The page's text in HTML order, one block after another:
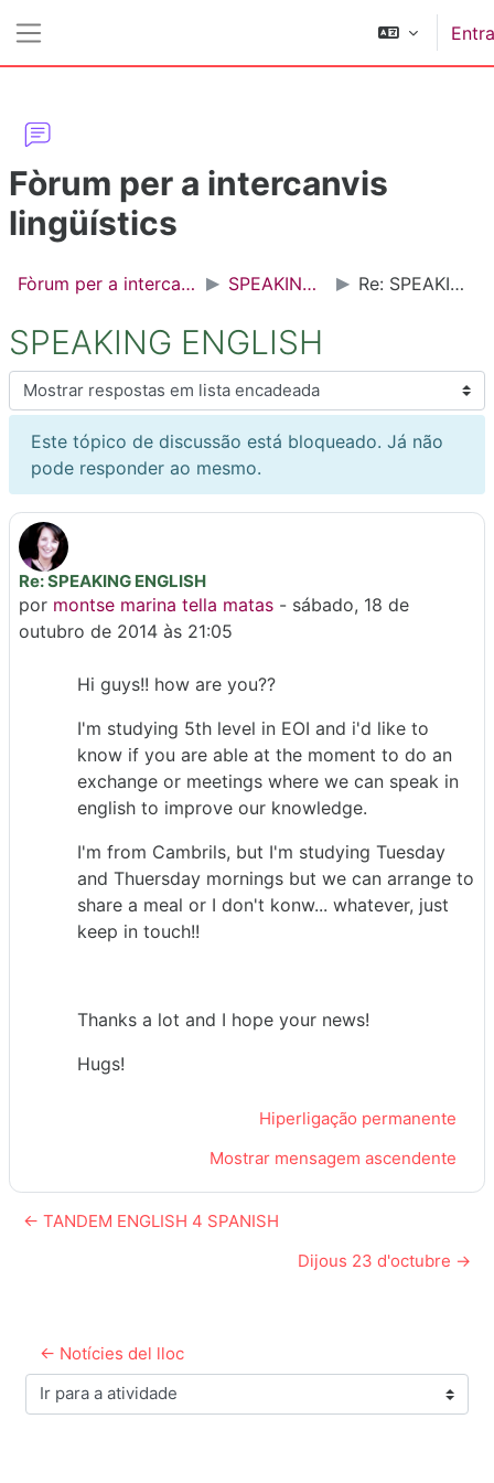
Fòrum per a intercanvis
lingüístics
Fòrum per a intercanvis lingüístics SPEAKING ENGLISH Re: SPEAKING ENGLISH
SPEAKING ENGLISH
Modo de visualização
Este tópico de discussão está bloqueado. Já não
pode responder ao mesmo.
Re: SPEAKING ENGLISH
por montse marina tella matas - sábado, 18 de
outubro de 2014 às 21:05
Número de respostas: 0
Hi guys!! how are you??
I'm studying 5th level in EOI and i'd like to
know if you are able at the moment to do an
exchange or meetings where we can speak in
english to improve our knowledge.
I'm from Cambrils, but I'm studying Tuesday
and Thuersday mornings but we can arrange to
share a meal or I don't konw... whatever, just
keep in touch!!
Thanks a lot and I hope your news!
Hugs!
Hiperligação permanente
Mostrar mensagem ascendente
← TANDEM ENGLISH 4 SPANISH
Dijous 23 d'octubre →
← Notícies del lloc
Ir para a atividade